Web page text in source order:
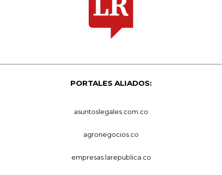
PORTALES ALIADOS:
asuntoslegales.com.co
agronegocios.co
empresas.larepublica.co